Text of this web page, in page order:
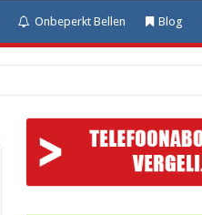
Onbeperkt Bellen Blog